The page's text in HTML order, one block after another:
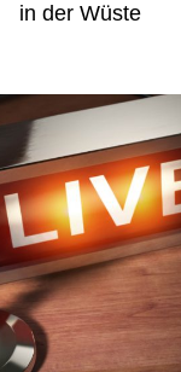
in der Wüste